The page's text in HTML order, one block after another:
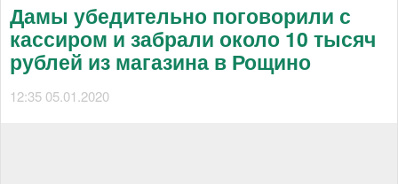
Дамы убедительно поговорили с
кассиром и забрали около 10 тысяч
рублей из магазина в Рощино
12:35 05.01.2020